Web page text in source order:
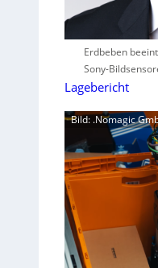
Erdbeben
Sony-
Lagebericht
Bild: .Nomagic